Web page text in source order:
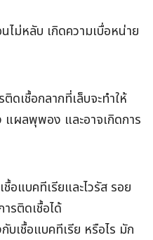
ม่หลับ เกิดความเบื่อหน่าย
ดเชื้อกลากที่เล็บจะทำให้
แผลพุพอง และอาจเกิดการ
แบคทีเรียและไวรัส รอย
รติดเชื้อได้
บเชื้อแบคทีเรีย หรือไร มัก